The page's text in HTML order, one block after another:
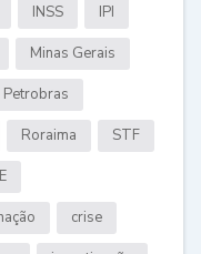
INSS IPI
Minas Gerais
Petrobras
Roraima STF
crise